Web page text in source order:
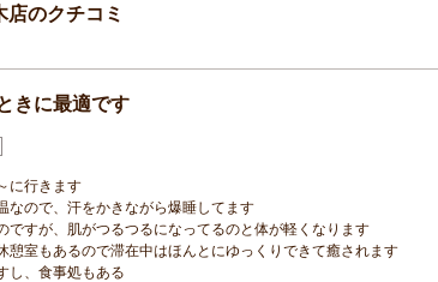
店のクチコミ
きに最適です
に行きます
なので、汗をかきながら爆睡してます
ですが、肌がつるつるになってるのと体が軽くなります
憩室もあるので滞在中はほんとにゆっくりできて癒されます
し、食事処もある